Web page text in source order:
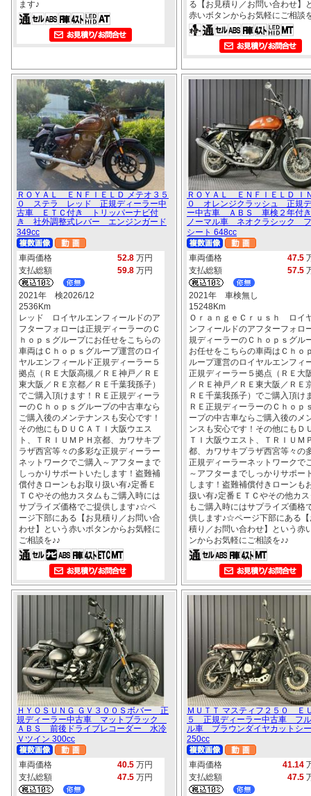
ます♪
る【お見積り／お問い合わせ】
赤いボタンからお気軽にご相談
ＲＯＹＡＬ ＥＮＦＩＥＬＤ メテオ３５
０ ステラ レッド 正規ディーラー中
古車 ＥＴＣ付き トリッパーナビ付
き 社外調整式レバー エンジンガード
349cc
車両価格 52.8 万円
支払総額
59.8 万円
2021年 検2026/12
2536Km
レッド ロイヤルエンフィールドのア
フターフォローは正規ディーラーのＣ
ｈｏｐｓグループにお任せをこちらの
車両はＣｈｏｐｓグループ運営のロイ
ヤルエンフィールド正規ディーラー５
拠点（ＲＥ大阪高槻／ＲＥ神戸／ＲＥ
東大阪／ＲＥ京都／ＲＥ千葉我孫子）
でご購入頂けます！ＲＥ正規ディーラ
ーのＣｈｏｐｓグループの中古車なら
ご購入後のメンテナンスも安心です！
その他にもＤＵＣＡＴＩ大阪ウエス
ト、ＴＲＩＵＭＰＨ京都、カワサキプ
ラザ西宮等々の多彩な正規ディーラー
ネットワークでご購入～アフターまで
しっかりサポートいたします！盗難補
償付きローンもお取り扱い有♪定番Ｅ
ＴＣやその他カスタムもご購入時には
サプライズ価格でご提供します♪☆ペ
ージ下部にある【お見積り／お問い合
わせ】という赤いボタンからお気軽に
ご相談を♪♪
ＲＯＹＡＬ ＥＮＦＩＥＬＤ Ｉ
０ オレンジクラッシュ 正規
ー中古車 ＡＢＳ 車検２年付
ノーマル車 ネオクラシック
シート 648cc
車両価格 47.5
支払総額
57.5
2021年 車検無し
15248Km
ＯｒａｎｇｅＣｒｕｓｈ ロイ
ンフィールドのアフターフォロ
規ディーラーのＣｈｏｐｓグル
お任せをこちらの車両はＣｈｏ
ループ運営のロイヤルエンフィ
正規ディーラー５拠点（ＲＥ大
／ＲＥ神戸／ＲＥ東大阪／ＲＥ
ＲＥ千葉我孫子）でご購入頂け
ＲＥ正規ディーラーのＣｈｏｐ
ープの中古車ならご購入後のメ
ンスも安心です！その他にもＤ
ＴＩ大阪ウエスト、ＴＲＩＵＭ
都、カワサキプラザ西宮等々の
正規ディーラーネットワークで
～アフターまでしっかりサポー
します！盗難補償付きローンも
扱い有♪定番ＥＴＣやその他カ
もご購入時にはサプライズ価格
供します♪☆ページ下部にある【
積り／お問い合わせ】という赤
ンからお気軽にご相談を♪♪
ＨＹＯＳＵＮＧ ＧＶ３００Ｓボバー 正
規ディーラー中古車 マットブラック
ＡＢＳ 前後ドライブレコーダー 水冷
Ｖツイン 300cc
車両価格 40.5 万円
支払総額
47.5 万円
ＭＵＴＴ マスティフ２５０ Ｅ
５ 正規ディーラー中古車 フ
ル車 ブラウンダイヤカットシ
250cc
車両価格 41.14
支払総額
47.5